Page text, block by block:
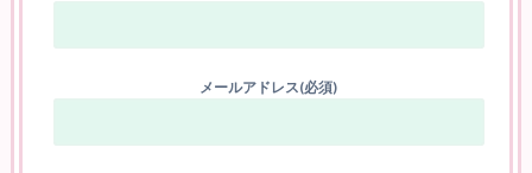
メールアドレス(必須)